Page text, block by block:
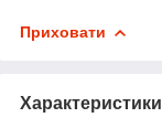
Приховати
Характеристики